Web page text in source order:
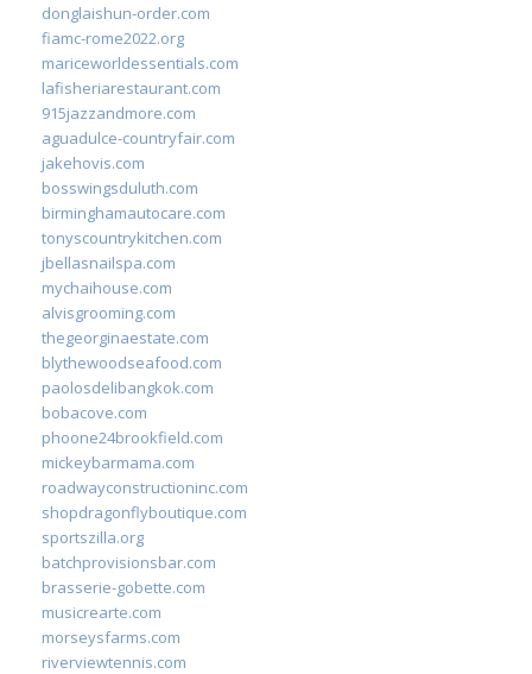
donglaishun-order.com
fiamc-rome2022.org
mariceworldessentials.com
lafisheriarestaurant.com
915jazzandmore.com
aguadulce-countryfair.com
jakehovis.com
bosswingsduluth.com
birminghamautocare.com
tonyscountrykitchen.com
jbellasnailspa.com
mychaihouse.com
alvisgrooming.com
thegeorginaestate.com
blythewoodseafood.com
paolosdelibangkok.com
bobacove.com
phoone24brookfield.com
mickeybarmama.com
roadwayconstructioninc.com
shopdragonflyboutique.com
sportszilla.org
batchprovisionsbar.com
brasserie-gobette.com
musicrearte.com
morseysfarms.com
riverviewtennis.com